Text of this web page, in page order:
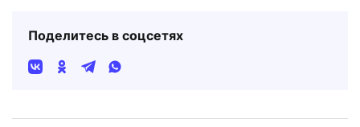
Поделитесь в соцсетях